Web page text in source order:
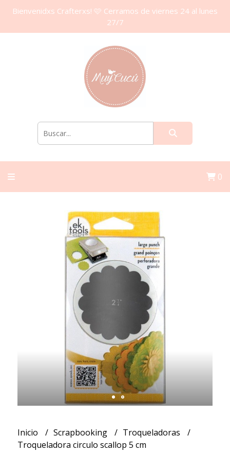
Bienvenidxs Crafterxs! 🩷 Cerramos de viernes 24 al lunes
27/7
0
Inicio Scrapbooking
Troqueladoras
Troqueladora circulo scallop 5 cm